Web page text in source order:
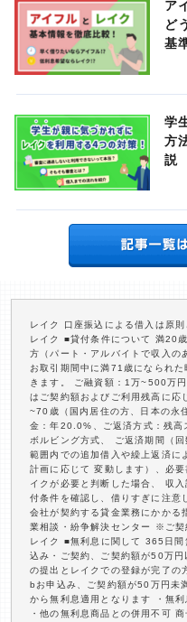
ア
ど
基
学
方
説
レイク 口座振込による借入は原
レイク ■貸付条件について 満20
方（パート・アルバイトで収入の
お取引期間中に満71歳になられ
きます。 ご融資額：1万~500万
はご契約額およびご利用残高に
~70歳（国内居住の方、日本の永
金：年20.0%、ご返済方式：残高
ボルビング方式、 ご返済期間（
範囲内での追加借入や繰上返済に
計画に応じて 変動します）、必
イクが必要と判断した場合、 収
付条件を確認し、借りすぎに注
会社が契約する貸金業務にかか
業相談・紛争解決センター ※ご契
レイク ■無利息に関して 365日
込み・ご契約、ご契約額が50万
の提出とレイクでの登録が完了
bお申込み、ご契約額が50万円未
から無利息適用となります ・無
・他の無利息商品との併用不可